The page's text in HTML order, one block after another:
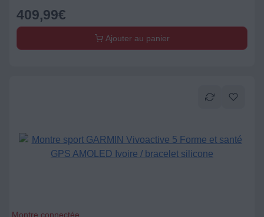
409,99€
Ajouter au panier
Montre connectée